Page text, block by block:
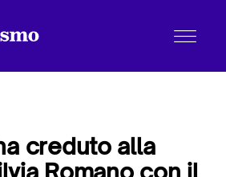
creduto alla